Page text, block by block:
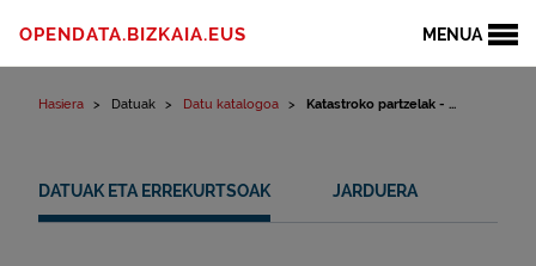
MENUA
OPENDATA.BIZKAIA.EUS
Hasiera Datuak Datu katalogoa Katastroko partzelak - ...
DATUAK ETA ERREKURTSOAK JARDUERA